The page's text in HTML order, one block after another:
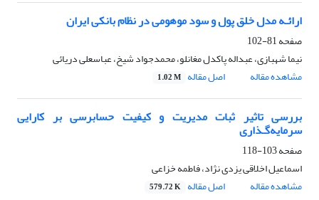
ارائـه مدل خلق پول و سود موهومی در نظام بانکی ایران
صفحه81-102
نیما شهبازی، عبداله پاکدل مغانلو، محمدجواد شیخ، عباسعلی دریائی
مشاهده مقاله
اصل مقاله 1.02 M
بررسی تاثیر ثبات مدیریت و کیفیت حسابرسی بر کارایی
سرمایه‌‌گـذاری
صفحه103-118
اسماعیل اخلاقی یزدی نژاد، فاطمه خزاعی
مشاهده مقاله
اصل مقاله 579.72 K